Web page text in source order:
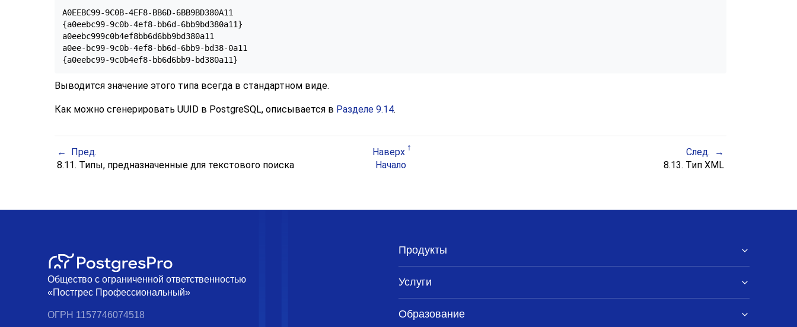
A0EEBC99-9C0B-4EF8-BB6D-6BB9BD380A11
{a0eebc99-9c0b-4ef8-bb6d-6bb9bd380a11}
a0eebc999c0b4ef8bb6d6bb9bd380a11
a0ee-bc99-9c0b-4ef8-bb6d-6bb9-bd38-0a11
{a0eebc99-9c0b4ef8-bb6d6bb9-bd380a11}
Выводится значение этого типа всегда в стандартном виде.
Как можно сгенерировать UUID в PostgreSQL, описывается в Разделе 9.14.
Пред. Наверх
След.
8.11. Типы, предназначенные для текстового поиска
Начало 8.13. Тип XML
Общество с ограниченной ответственностью
«Постгрес Профессиональный»
ОГРН 1157746074518
Продукты
Услуги
Образование